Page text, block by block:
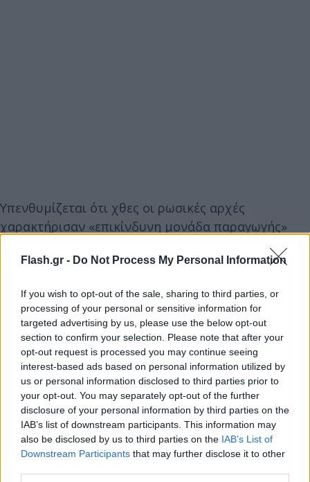
Flash.gr - Do Not Process My Personal Information
If you wish to opt-out of the sale, sharing to third parties, or
processing of your personal or sensitive information for
targeted advertising by us, please use the below opt-out
section to confirm your selection. Please note that after your
opt-out request is processed you may continue seeing
interest-based ads based on personal information utilized by
us or personal information disclosed to third parties prior to
your opt-out. You may separately opt-out of the further
disclosure of your personal information by third parties on the
IAB’s list of downstream participants. This information may
also be disclosed by us to third parties on the IAB’s List of
Downstream Participants that may further disclose it to other
Υπενθυμίζεται ότι χθες οι ρωσικές αρχές
χαρακτήρισαν «επικίνδυνη μονάδα παραγωγής»
που δεν μπορεί να λειτουργεί νόμιμα, τον σταθμό
συμπίεσης Πορτοβάγια, που στέλνει φυσικό αέριο
ανακοινώνοντας ουσιαστικά το κλείσιμο επ'
αόριστον της «στρόφιγγας» και κλιμακώνοντας τις
πιέσεις προς την Ευρώπη, που σπεύδει να
θωρακιστεί.
Την ανακοίνωση αυτή έκανε την Δευτέρα ο
ενεργειακός κολοσσός Gazprom που δήλωσε ότι
έλαβε προειδοποίηση από τις ρωσικές αρχές ότι ο
σταθμός συμπίεσης Πορτοβάγια, δεν πληροί πλέον
τις απαιτήσεις ασφαλείας.